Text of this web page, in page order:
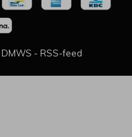
DMWS - RSS-feed